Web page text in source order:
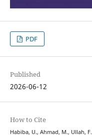
PDF
Published
2026-06-12
How to Cite
Habiba, U., Ahmad, M., Ullah,